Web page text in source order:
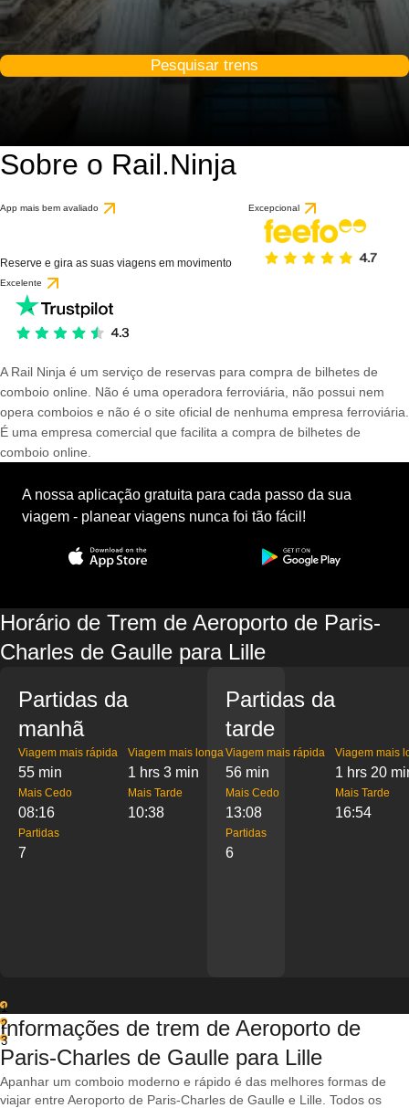
Pesquisar trens
Sobre o Rail.Ninja
App mais bem avaliado
Reserve e gira as suas viagens em movimento
Excepcional
Excelente
A Rail Ninja é um serviço de reservas para compra de bilhetes de
comboio online. Não é uma operadora ferroviária, não possui nem
opera comboios e não é o site oficial de nenhuma empresa ferroviária.
É uma empresa comercial que facilita a compra de bilhetes de
comboio online.
A nossa aplicação gratuita para cada passo da sua
viagem - planear viagens nunca foi tão fácil!
Horário de Trem de Aeroporto de Paris-
Charles de Gaulle para Lille
Partidas da
manhã
Viagem mais rápida
55 min
Viagem mais longa
1 hrs 3 min
Mais Cedo
08:16
Mais Tarde
10:38
Partidas
7
Partidas da
tarde
Viagem mais rápida
56 min
Viagem mais
1 hrs 20
Mais Cedo
13:08
Mais Tarde
16:54
Partidas
6
1
2
3
Informações de trem de Aeroporto de
Paris-Charles de Gaulle para Lille
Apanhar um comboio moderno e rápido é das melhores formas de
viajar entre Aeroporto de Paris-Charles de Gaulle e Lille. Todos os